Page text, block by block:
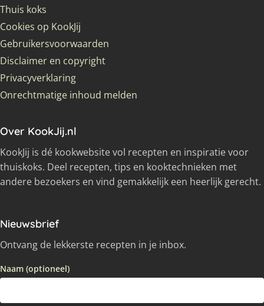
Thuis koks
Cookies op KookJij
Gebruikersvoorwaarden
Disclaimer en copyright
Privacyverklaring
Onrechtmatige inhoud melden
Over KookJij.nl
KookJij is dé kookwebsite vol recepten en inspiratie voor
thuiskoks. Deel recepten, tips en kooktechnieken met
andere bezoekers en vind gemakkelijk een heerlijk gerecht.
Nieuwsbrief
Ontvang de lekkerste recepten in je inbox.
Naam (optioneel)